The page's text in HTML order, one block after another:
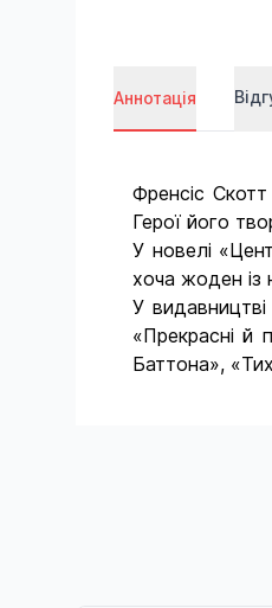
Аннотація
Френсіс
Герої його
У новелі
хоча жоден із
У
«Прекрасні й
Баттона»,